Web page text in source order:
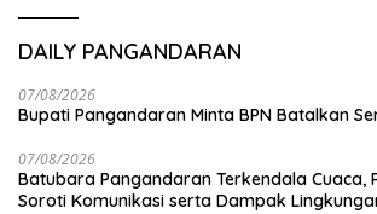
DAILY PANGANDARAN
07/08/2026
Bupati Pangandaran Minta BPN Batalkan
07/08/2026
Batubara Pangandaran Terkendala Cuaca,
Soroti Komunikasi serta Dampak